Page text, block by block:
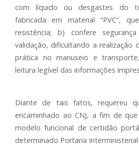
com líquido ou desgastes do
fabricada em material “PVC”,
resistência; b) confere
validação, dificultando a realização
prática no manuseio e
leitura legível das informações
Diante de tais fatos, requereu
encaminhado ao CNJ, a fim de
modelo funcional de certidão
determinado Portaria Interministerial